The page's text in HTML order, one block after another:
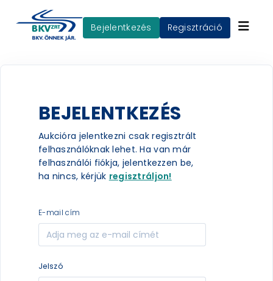
Bejelentkezés Regisztráció
BEJELENTKEZÉS
Aukcióra jelentkezni csak regisztrált
felhasználóknak lehet. Ha van már
felhasználói fiókja, jelentkezzen be,
ha nincs, kérjük regisztráljon!
e-mail cím
jelszó